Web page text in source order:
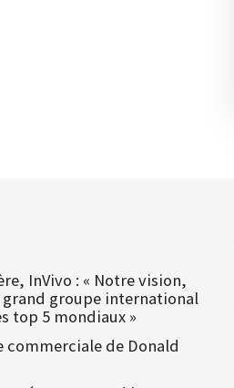
InVivo : « Notre vision,
grand groupe international
top 5 mondiaux »
commerciale de Donald